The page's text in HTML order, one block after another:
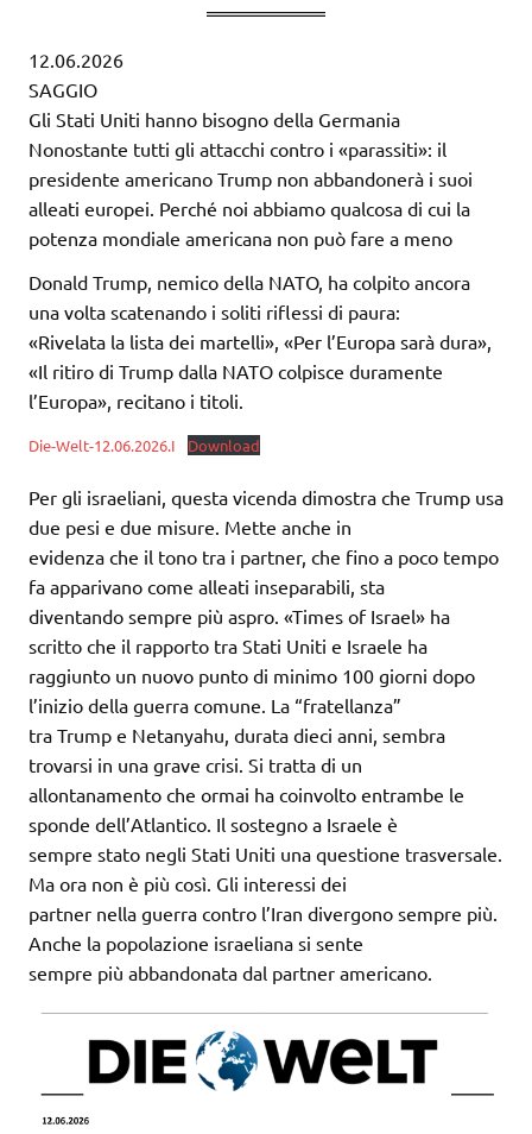
12.06.2026
SAGGIO
Gli Stati Uniti hanno bisogno della Germania
Nonostante tutti gli attacchi contro i «parassiti»: il
presidente americano Trump non abbandonerà i suoi
alleati europei. Perché noi abbiamo qualcosa di cui la
potenza mondiale americana non può fare a meno
Donald Trump, nemico della NATO, ha colpito ancora
una volta scatenando i soliti riflessi di paura:
«Rivelata la lista dei martelli», «Per l’Europa sarà dura»,
«Il ritiro di Trump dalla NATO colpisce duramente
l’Europa», recitano i titoli.
Die-Welt-12.06.2026.I Download
Per gli israeliani, questa vicenda dimostra che Trump usa
due pesi e due misure. Mette anche in
evidenza che il tono tra i partner, che fino a poco tempo
fa apparivano come alleati inseparabili, sta
diventando sempre più aspro. «Times of Israel» ha
scritto che il rapporto tra Stati Uniti e Israele ha
raggiunto un nuovo punto di minimo 100 giorni dopo
l’inizio della guerra comune. La “fratellanza”
tra Trump e Netanyahu, durata dieci anni, sembra
trovarsi in una grave crisi. Si tratta di un
allontanamento che ormai ha coinvolto entrambe le
sponde dell’Atlantico. Il sostegno a Israele è
sempre stato negli Stati Uniti una questione trasversale.
Ma ora non è più così. Gli interessi dei
partner nella guerra contro l’Iran divergono sempre più.
Anche la popolazione israeliana si sente
sempre più abbandonata dal partner americano.